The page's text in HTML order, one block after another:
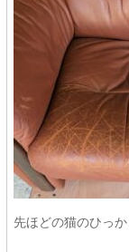
先ほどの猫のひっ